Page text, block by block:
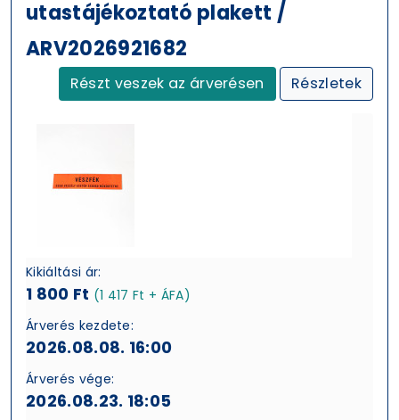
utastájékoztató plakett /
ARV2026921682
Részt veszek az árverésen Részletek
Kikiáltási ár:
1 800 Ft (1 417 Ft + ÁFA)
Árverés kezdete:
2026.08.08. 16:00
Árverés vége:
2026.08.23. 18:05